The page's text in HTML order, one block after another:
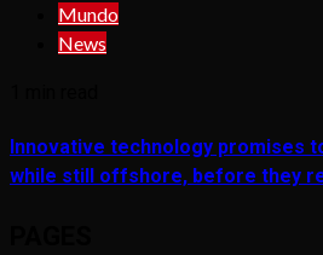
Mundo
News
Innovative technology promises
while still offshore, before they